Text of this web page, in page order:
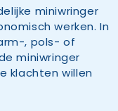
miniwringer
werken. In
, pols- of
miniwringer
klachten willen